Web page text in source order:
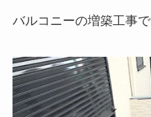
バルコニーの増築工事で